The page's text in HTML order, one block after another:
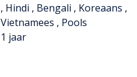
, Hindi , Bengali , Koreaans ,
Vietnamees , Pools
1 jaar